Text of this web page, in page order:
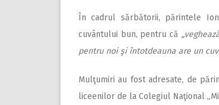
În cadrul sărbătorii, părintele
cuvântului bun, pentru că
pentru noi şi întotdeauna are un
Mulţumiri au fost adresate, de
liceenilor de la Colegiul Naţional